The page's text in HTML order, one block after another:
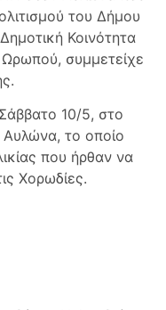
του Δήμου
Κοινότητα
συμμετείχε
10/5, στο
Αυλώνα, το οποίο
που ήρθαν να
Χορωδίες.